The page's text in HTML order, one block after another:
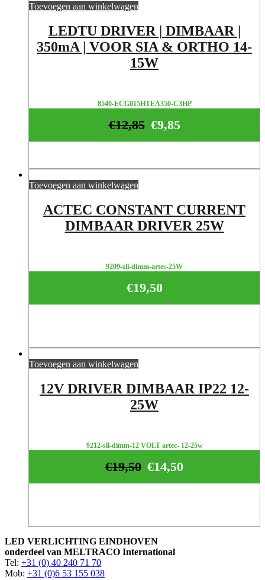
Toevoegen aan winkelwagen
LEDTU DRIVER | DIMBAAR |
350mA | VOOR SIA & ORTHO 14-
15W
8540-ECG015HTEA350-C3HP
€9,85
€12,85
Toevoegen aan winkelwagen
ACTEC CONSTANT CURRENT
DIMBAAR DRIVER 25W
9209-sll-dimm-artec-25W
€19,50
Toevoegen aan winkelwagen
12V DRIVER DIMBAAR IP22 12-
25W
9212-sll-dimm-12 VOLT artec- 12-25w
€14,50
€19,50
LED VERLICHTING EINDHOVEN
onderdeel van MELTRACO International
Tel: +31 (0) 40 240 71 70
Mob: +31 (0)6 53 155 038